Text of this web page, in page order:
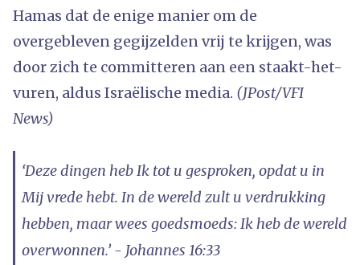
Hamas dat de enige manier om de
overgebleven gegijzelden vrij te krijgen, was
door zich te committeren aan een staakt-het-
vuren, aldus Israëlische media. (JPost/VFI
News)
‘Deze dingen heb Ik tot u gesproken, opdat u in
Mij vrede hebt. In de wereld zult u verdrukking
hebben, maar wees goedsmoeds: Ik heb de wereld
overwonnen.’ - Johannes 16:33